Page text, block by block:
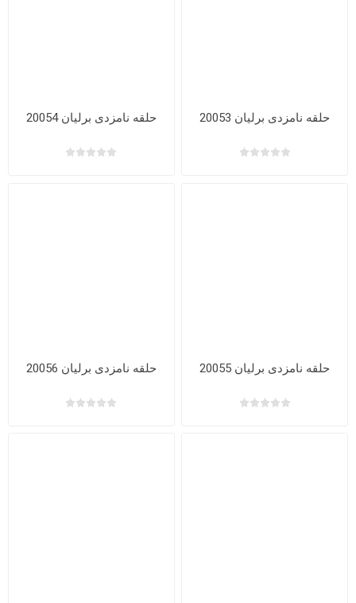
حلقه نامزدی برلیان 20053 حلقه نامزدی برلیان 20054
حلقه نامزدی برلیان 20055 حلقه نامزدی برلیان 20056